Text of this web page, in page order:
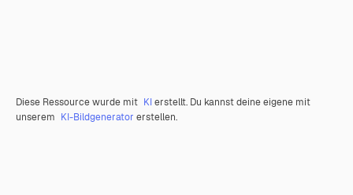
Diese Ressource wurde mit KIerstellt. Du kannst deine eigene mit
unserem KI-Bildgenerator erstellen.